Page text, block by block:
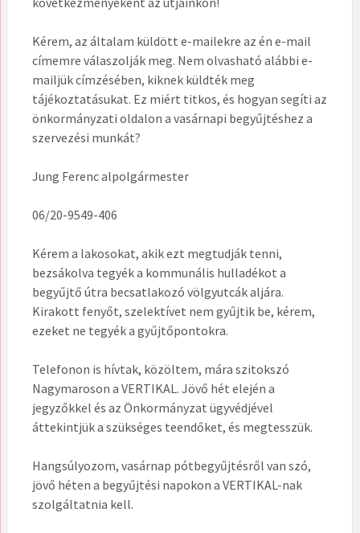
Kérem, az általam küldött e-mailekre az én e-mail
címemre válaszolják meg. Nem olvasható alábbi e-
mailjük címzésében, kiknek küldték meg
tájékoztatásukat. Ez miért titkos, és hogyan segíti az
önkormányzati oldalon a vasárnapi begyűjtéshez a
szervezési munkát?
Jung Ferenc alpolgármester
06/20-9549-406
Kérem a lakosokat, akik ezt megtudják tenni,
bezsákolva tegyék a kommunális hulladékot a
begyűjtő útra becsatlakozó völgyutcák aljára.
Kirakott fenyőt, szelektívet nem gyűjtik be, kérem,
ezeket ne tegyék a gyűjtőpontokra.
Telefonon is hívtak, közöltem, mára szitokszó
Nagymaroson a VERTIKAL. Jövő hét elején a
jegyzőkkel és az Önkormányzat ügyvédjével
áttekintjük a szükséges teendőket, és megtesszük.
Hangsúlyozom, vasárnap pótbegyűjtésről van szó,
jövő héten a begyűjtési napokon a VERTIKAL-nak
szolgáltatnia kell.